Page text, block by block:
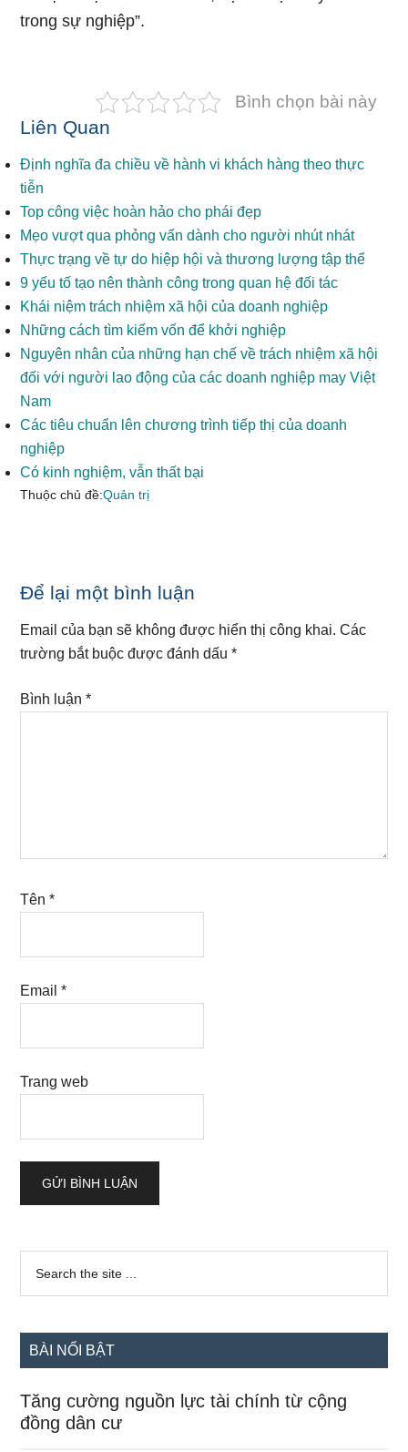
trong sự nghiệp”.
Bình chọn bài này
Liên Quan
Định nghĩa đa chiều về hành vi khách hàng theo thực
tiễn
Top công việc hoàn hảo cho phái đẹp
Mẹo vượt qua phỏng vấn dành cho người nhút nhát
Thực trạng về tự do hiệp hội và thương lượng tập thể
9 yếu tố tạo nên thành công trong quan hệ đối tác
Khái niệm trách nhiệm xã hội của doanh nghiệp
Những cách tìm kiếm vốn để khởi nghiệp
Nguyên nhân của những hạn chế về trách nhiệm xã hội
đối với người lao động của các doanh nghiệp may Việt
Nam
Các tiêu chuẩn lên chương trình tiếp thị của doanh
nghiệp
Có kinh nghiệm, vẫn thất bại
Thuộc chủ đề:Quản trị
Reader
Interactions
Để lại một bình luận
Email của bạn sẽ không được hiển thị công khai. Các
trường bắt buộc được đánh dấu*
Bình luận*
Tên*
Email*
Trang web
Sidebar
chính
...
BÀI NỔI BẬT
Tăng cường nguồn lực tài chính từ cộng
đồng dân cư